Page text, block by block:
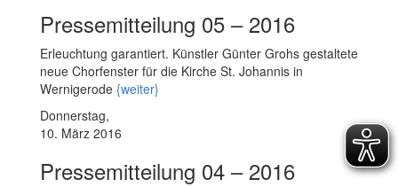
Pressemitteilung 05 – 2016
Erleuchtung garantiert. Künstler Günter Grohs gestaltete
neue Chorfenster für die Kirche St. Johannis in
Wernigerode {weiter}
Donnerstag,
10. März 2016
Pressemitteilung 04 – 2016